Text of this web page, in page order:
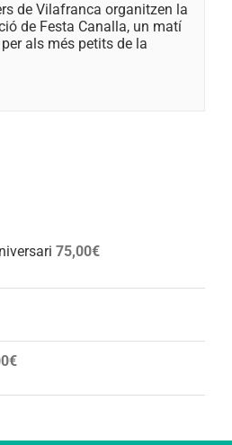
de Vilafranca organitzen la
de Festa Canalla, un matí
als més petits de la
75,00€
€